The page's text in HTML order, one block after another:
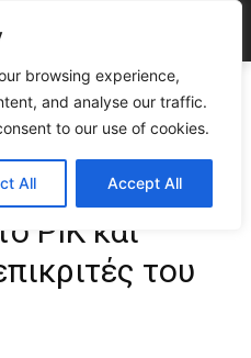
browsing experience,
and analyse our traffic.
to our use of cookies.
All Accept All
με τις μοτοσικλέτες το ΡΙΚ και
με τις
ΡΙΚ και
του